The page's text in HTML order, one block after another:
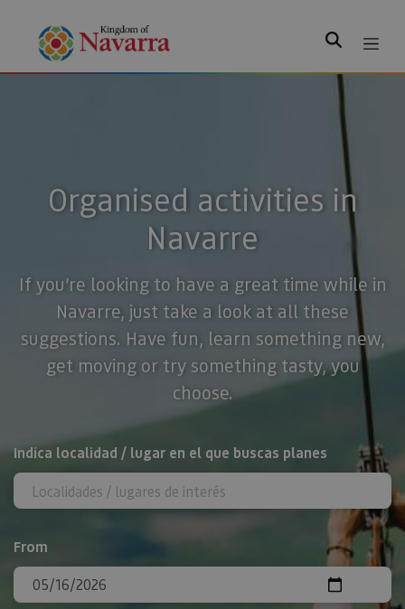
Search
Organised activities in
Navarre
If you’re looking to have a great time while in
Navarre, just take a look at all these
suggestions. Have fun, learn something new,
get moving or try something tasty, you
choose.
Search
Indica localidad / lugar en el que buscas planes
From